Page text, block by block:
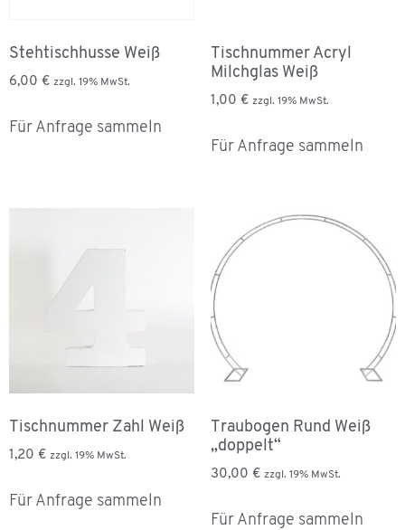
Stehtischhusse Weiß
6,00 € zzgl. 19% MwSt.
Für Anfrage sammeln
Tischnummer Acryl
Milchglas Weiß
1,00 € zzgl. 19% MwSt.
Für Anfrage sammeln
Tischnummer Zahl Weiß
1,20 € zzgl. 19% MwSt.
Für Anfrage sammeln
Traubogen Rund Weiß
„doppelt“
30,00 € zzgl. 19% MwSt.
Für Anfrage sammeln